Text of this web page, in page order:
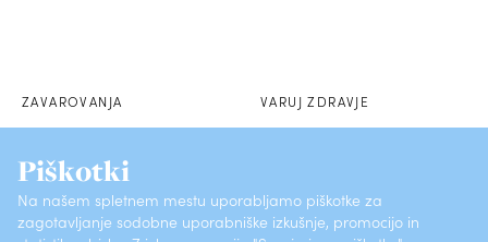
Piškotki
Na našem spletnem mestu uporabljamo piškotke za
zagotavljanje sodobne uporabniške izkušnje, promocijo in
ZAVAROVANJA VARUJ ZDRAVJE
O ZAVAROVALNICI KONTAKTI